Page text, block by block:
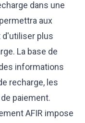
dans une
aux
d'utiliser plus
La base de
informations
recharge, les
paiement.
AFIR impose